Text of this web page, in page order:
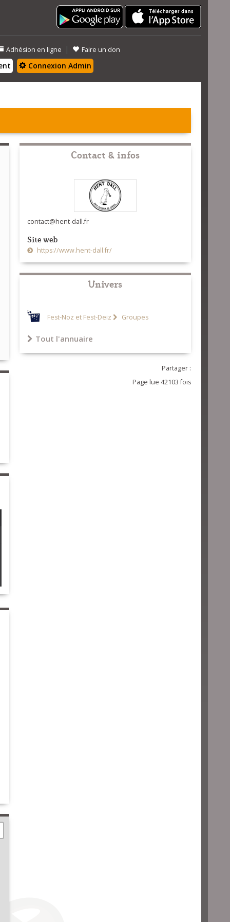
Adhésion en ligne | Faire un don
Connexion Admin
Contact & infos
contact@hent-dall.fr
Site web
https://www.hent-dall.fr/
Univers
Fest-Noz et Fest-Deiz Groupes
Tout l'annuaire
Partager :
Page lue 42103 fois